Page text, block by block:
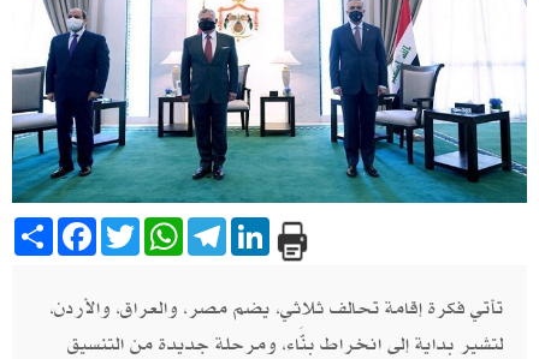
Share Facebook
TwitterWhatsAppTelegramLinkedIn
تأتي فكرة إقامة تحالف ثلاثي، يضم مصر، والعراق، والأردن،
لتشير بداية إلى انخراط بنَّاء، ومرحلة جديدة من التنسيق